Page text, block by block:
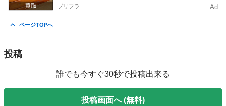
プリフラ Ad
ページTOPへ
投稿
誰でも今すぐ30秒で投稿出来る
投稿画面へ (無料)